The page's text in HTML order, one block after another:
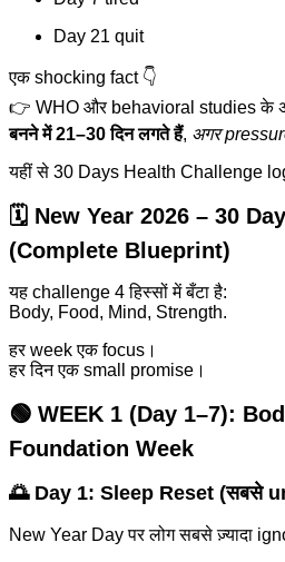
Day 21 quit
एक shocking fact 👇
👉 WHO और behavioral studies के
बनने में 21–30 दिन लगते हैं, अगर
यहीं से 30 Days Health Challenge
🗓️ New Year 2026 – 30
(Complete Blueprint)
यह challenge 4 हिस्सों में बँटा है:
Body, Food, Mind, Strength.
हर week एक focus।
हर दिन एक small promise।
🟢 WEEK 1 (Day 1–7):
Foundation Week
🌅 Day 1: Sleep Reset (सबसे
New Year Day पर लोग सबसे ज़्यादा